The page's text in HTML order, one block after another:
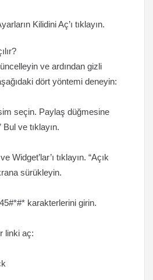
Kilidini Aç’ı tıklayın.
ve ardından gizli
dört yöntemi deneyin:
seçin. Paylaş düğmesine
Bul ve tıklayın.
Widget’lar’ı tıklayın. “Açık
sürükleyin.
karakterlerini girin.
linki aç: